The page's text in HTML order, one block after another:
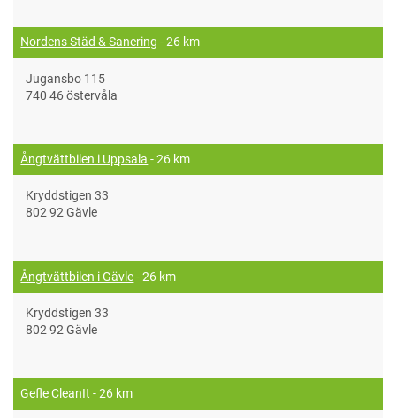
Nordens Städ & Sanering - 26 km
Jugansbo 115
740 46 östervåla
Ångtvättbilen i Uppsala - 26 km
Kryddstigen 33
802 92 Gävle
Ångtvättbilen i Gävle- 26 km
Kryddstigen 33
802 92 Gävle
Gefle CleanIt - 26 km